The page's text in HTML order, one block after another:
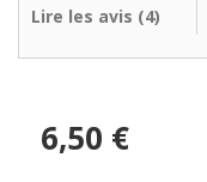
Lire les avis (4)
6,50 €